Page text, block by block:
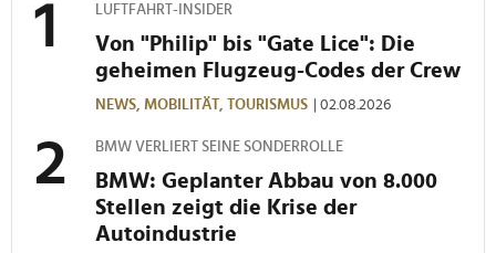
LUFTFAHRT-INSIDER
Von "Philip" bis "Gate Lice": Die
geheimen Flugzeug-Codes der Crew
NEWS, MOBILITÄT, TOURISMUS | 02.08.2026
BMW VERLIERT SEINE SONDERROLLE
BMW: Geplanter Abbau von 8.000
Stellen zeigt die Krise der
Autoindustrie